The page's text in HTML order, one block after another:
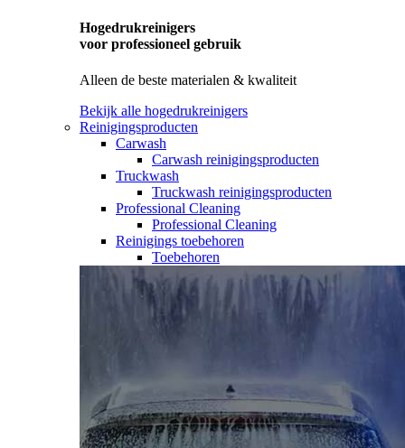
Hogedrukreinigers
voor professioneel gebruik
Alleen de beste materialen & kwaliteit
Bekijk alle hogedrukreinigers
Reinigingsproducten
Carwash
Carwash reinigingsproducten
Truckwash
Truckwash reinigingsproducten
Professional Cleaning
Professional Cleaning
Reinigings toebehoren
Toebehoren